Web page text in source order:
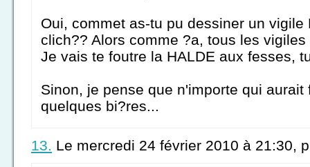
Oui, commet as-tu pu dessiner un vigile
clich?? Alors comme ?a, tous les
Je vais te foutre la HALDE aux fesses,
Sinon, je pense que n'importe qui
quelques bi?res...
13. Le mercredi 24 février 2010 à 21:30,